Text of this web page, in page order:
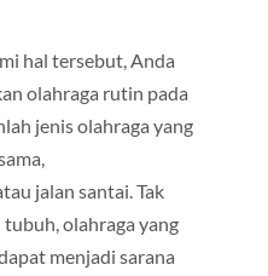
hal tersebut, Anda
olahraga rutin pada
jenis olahraga yang
jalan santai. Tak
olahraga yang
menjadi sarana